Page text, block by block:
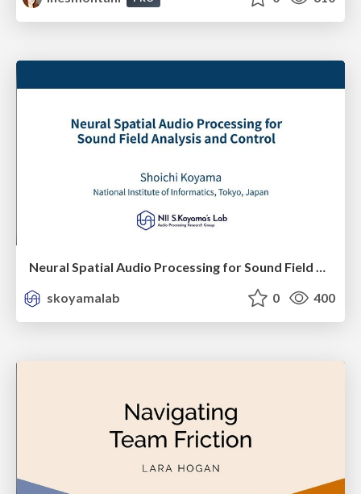
Neural Spatial Audio Processing for Sound Field Analysis and Control
skoyamalab
0 400